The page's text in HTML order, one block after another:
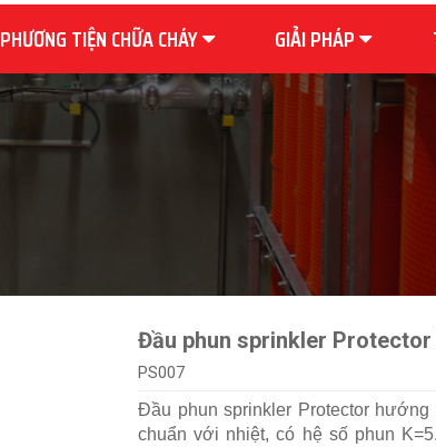
PHƯƠNG TIỆN CHỮA CHÁY GIẢI PHÁP
Đầu phun sprinkler Protector
PS007
Đầu phun sprinkler Protector
chuẩn với nhiệt, có hệ số phun